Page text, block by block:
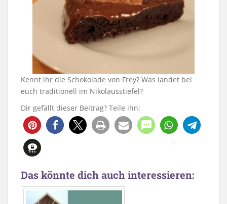
Kennt ihr die Schokolade von Frey? Was landet bei
euch traditionell im Nikolausstiefel?
Dir gefällt dieser Beitrag? Teile ihn:
Das könnte dich auch interessieren: